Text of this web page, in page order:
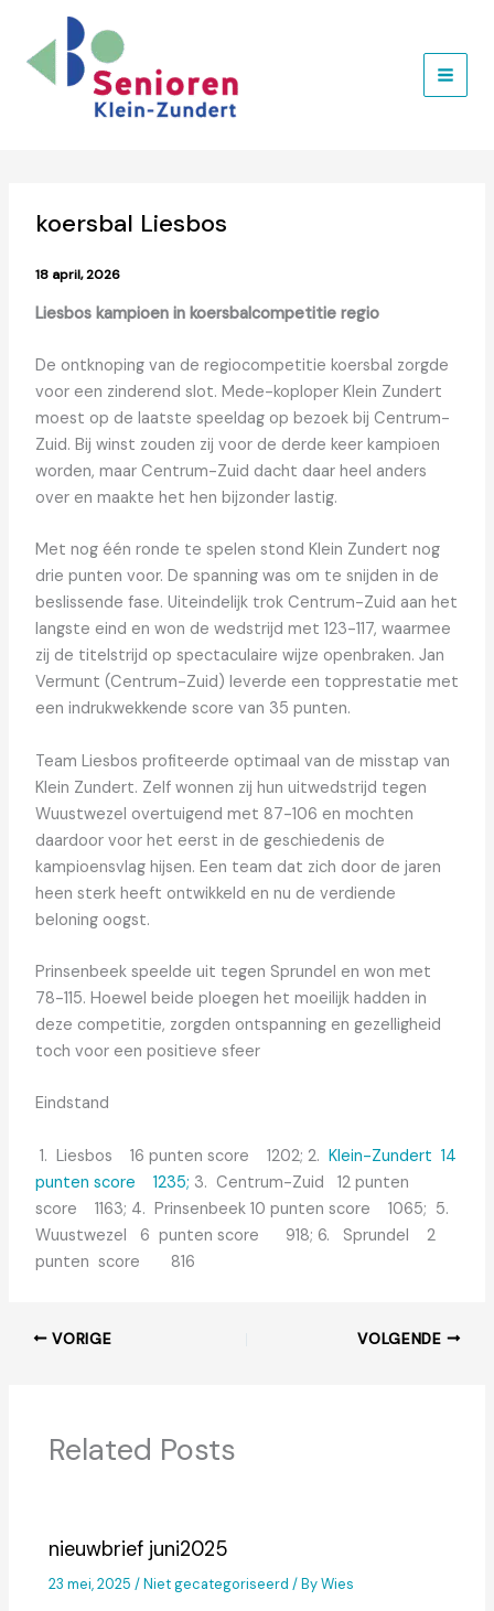
koersbal Liesbos
18 april, 2026
Liesbos kampioen in koersbalcompetitie regio
De ontknoping van de regiocompetitie koersbal zorgde
voor een zinderend slot. Mede-koploper Klein Zundert
moest op de laatste speeldag op bezoek bij Centrum-
Zuid. Bij winst zouden zij voor de derde keer kampioen
worden, maar Centrum-Zuid dacht daar heel anders
over en maakte het hen bijzonder lastig.
Met nog één ronde te spelen stond Klein Zundert nog
drie punten voor. De spanning was om te snijden in de
beslissende fase. Uiteindelijk trok Centrum-Zuid aan het
langste eind en won de wedstrijd met 123-117, waarmee
zij de titelstrijd op spectaculaire wijze openbraken. Jan
Vermunt (Centrum-Zuid) leverde een topprestatie met
een indrukwekkende score van 35 punten.
Team Liesbos profiteerde optimaal van de misstap van
Klein Zundert. Zelf wonnen zij hun uitwedstrijd tegen
Wuustwezel overtuigend met 87-106 en mochten
daardoor voor het eerst in de geschiedenis de
kampioensvlag hijsen. Een team dat zich door de jaren
heen sterk heeft ontwikkeld en nu de verdiende
beloning oogst.
Prinsenbeek speelde uit tegen Sprundel en won met
78-115. Hoewel beide ploegen het moeilijk hadden in
deze competitie, zorgden ontspanning en gezelligheid
toch voor een positieve sfeer
Eindstand
1. Liesbos 16 punten score 1202; 2. Klein-Zundert 14
punten score 1235; 3. Centrum-Zuid 12 punten
score 1163; 4. Prinsenbeek 10 punten score 1065; 5.
Wuustwezel 6 punten score 918; 6. Sprundel 2
punten score 816
VORIGE VOLGENDE
Related Posts
nieuwbrief juni2025
23 mei, 2025/Niet gecategoriseerd / ByWies